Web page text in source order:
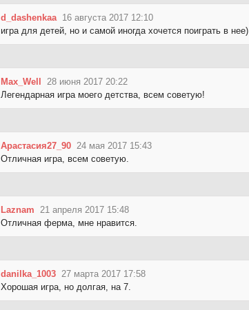
d_dashenkaa 16 августа 2017 12:10
игра для детей, но и самой иногда хочется поиграть в нее)
Max_Well
28 июня 2017 20:22
Легендарная игра моего детства, всем советую!
Арастасия27_90 24 мая 2017 15:43
Отличная игра, всем советую.
Laznam
21 апреля 2017 15:48
Отличная ферма, мне нравится.
danilka_1003 27 марта 2017 17:58
Хорошая игра, но долгая, на 7.